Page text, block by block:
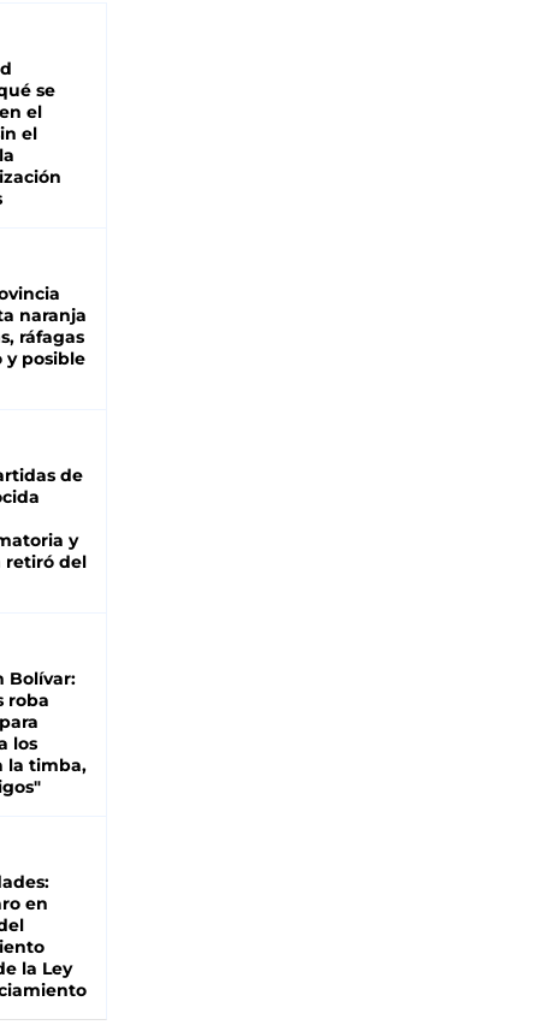
se
el
el
naranja
ráfagas
y posible
de
y
retiró del
Bolívar:
roba
los
la timba,
en
la Ley